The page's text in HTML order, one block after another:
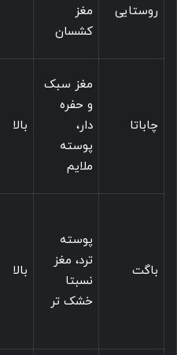
روستایی
مغز
کشسان
چاباتا
مغز سبک
و حفره
دار،
پوسته
ملایم
بالا
باگت
پوسته
ترد، مغز
نسبتا
خشک تر
بالا